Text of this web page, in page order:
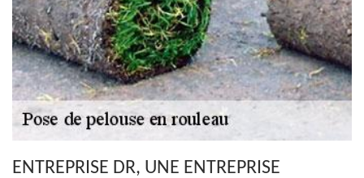
ENTREPRISE DR, UNE ENTREPRISE